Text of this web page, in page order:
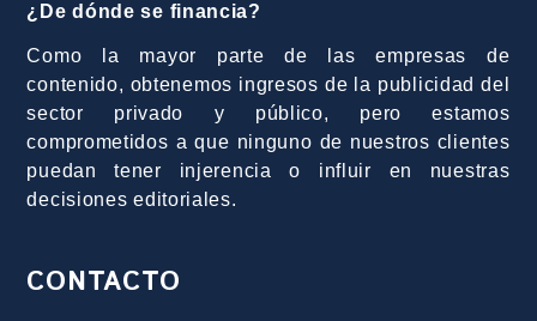
¿De dónde se financia?
Como la mayor parte de las empresas de
contenido, obtenemos ingresos de la publicidad del
sector privado y público, pero estamos
comprometidos a que ninguno de nuestros clientes
puedan tener injerencia o influir en nuestras
decisiones editoriales.
CONTACTO